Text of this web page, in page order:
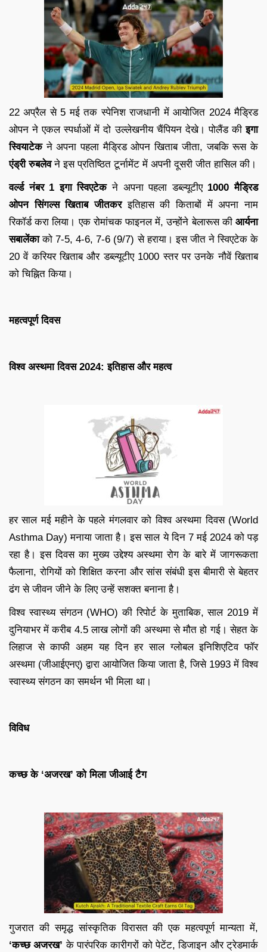
22 अप्रैल से 5 मई तक स्पेनिश राजधानी में आयोजित 2024 मैड्रिड
ओपन ने एकल स्पर्धाओं में दो उल्लेखनीय चैंपियन देखे। पोलैंड कीइगा
स्वियाटेकने अपना पहला मैड्रिड ओपन खिताब जीता, जबकि रूस के
एंड्री रुबलेवने इस प्रतिष्ठित टूर्नामेंट में अपनी दूसरी जीत हासिल की।
वर्ल्ड नंबर 1 इगा स्विएटेकने अपना पहला डब्ल्यूटीए 1000 मैड्रिड
ओपन सिंगल्स खिताब जीतकरइतिहास की किताबों में अपना नाम
रिकॉर्ड करा लिया। एक रोमांचक फाइनल में, उन्होंने बेलारूस की आर्यना
सबालेंकाको 7-5, 4-6, 7-6 (9/7) से हराया। इस जीत ने स्विएटेक के
20 वें करियर खिताब और डब्ल्यूटीए 1000 स्तर पर उनके नौवें खिताब
को चिह्नित किया।
महत्वपूर्ण दिवस
विश्व अस्थमा दिवस 2024: इतिहास और महत्व
हर साल मई महीने के पहले मंगलवार को विश्व अस्थमा दिवस (World
Asthma Day) मनाया जाता है। इस साल ये दिन 7 मई 2024 को पड़
रहा है। इस दिवस का मुख्य उद्देश्य अस्थमा रोग के बारे में जागरूकता
फैलाना, रोगियों को शिक्षित करना और सांस संबंधी इस बीमारी से बेहतर
ढंग से जीवन जीने के लिए उन्हें सशक्त बनाना है।
विश्व स्वास्थ्य संगठन (WHO) की रिपोर्ट के मुताबिक, साल 2019 में
दुनियाभर में करीब 4.5 लाख लोगों की अस्थमा से मौत हो गई। सेहत के
लिहाज से काफी अहम यह दिन हर साल ग्लोबल इनिशिएटिव फॉर
अस्थमा (जीआईएनए) द्वारा आयोजित किया जाता है, जिसे 1993 में विश्व
स्वास्थ्य संगठन का समर्थन भी मिला था।
विविध
कच्छ के ‘अजरख’ को मिला जीआई टैग
गुजरात की समृद्ध सांस्कृतिक विरासत की एक महत्वपूर्ण मान्यता में,
‘कच्छ अजरख’ के पारंपरिक कारीगरों को पेटेंट, डिजाइन और ट्रेडमार्क